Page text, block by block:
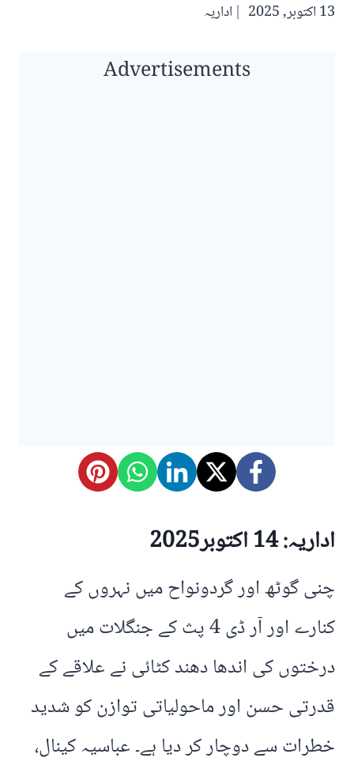
13 اکتوبر, 2025 اداریہ
Advertisements
اداریہ: 14 اکتوبر2025
چنی گوٹھ اور گردونواح میں نہروں کے
کنارے اور آر ڈی 4 پث کے جنگلات میں
درختوں کی اندھا دھند کٹائی نے علاقے کے
قدرتی حسن اور ماحولیاتی توازن کو شدید
خطرات سے دوچار کر دیا ہے۔ عباسیہ کینال،